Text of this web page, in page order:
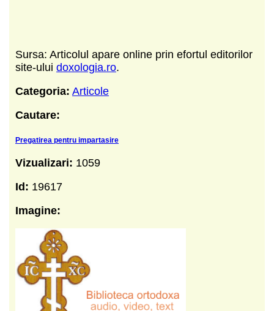
Sursa: Articolul apare online prin efortul editorilor
site-ului doxologia.ro.
Categoria: Articole
Cautare:
Pregatirea pentru impartasire
Vizualizari: 1059
Id: 19617
Imagine: